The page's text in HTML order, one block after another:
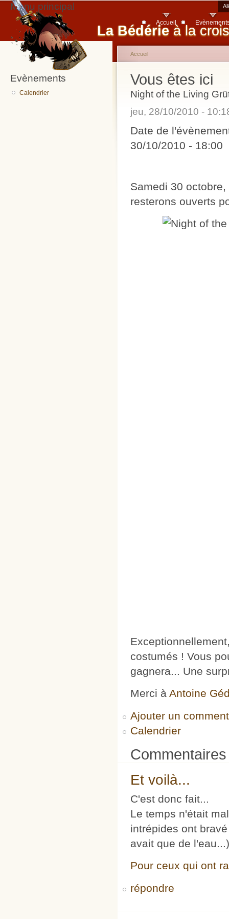
La Bédérie à la
Menu principal
Accueil
Evènements
Calendrier
Vous êtes ici
Accueil
Night of the Living
jeu, 28/10/2010 -
Date de
30/10/2010 - 18:00
Samedi 30
resterons ouverts
costumés ! Vous
gagnera... Une
Merci à Antoine
Ajouter un
Calendrier
Commentaires
Et voilà...
C'est donc fait...
Le temps n'était
intrépides ont
avait que de
Pour ceux qui ont
répondre